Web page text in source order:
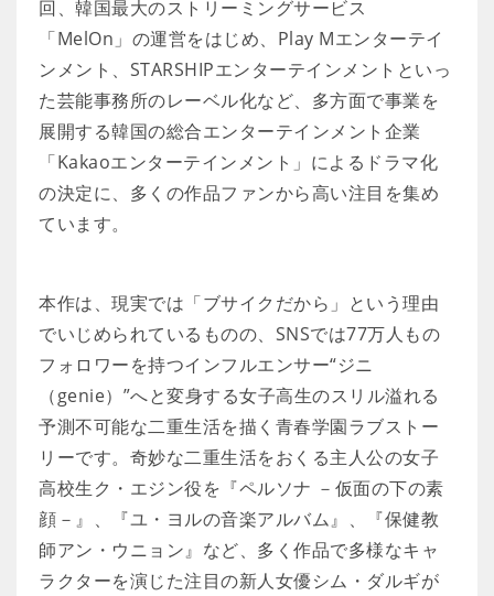
回、韓国最大のストリーミングサービス
「MelOn」の運営をはじめ、Play Mエンターテイ
ンメント、STARSHIPエンターテインメントといっ
た芸能事務所のレーベル化など、多方面で事業を
展開する韓国の総合エンターテインメント企業
「Kakaoエンターテインメント」によるドラマ化
の決定に、多くの作品ファンから高い注目を集め
ています。
本作は、現実では「ブサイクだから」という理由
でいじめられているものの、SNSでは77万人もの
フォロワーを持つインフルエンサー“ジニ
（genie）”へと変身する女子高生のスリル溢れる
予測不可能な二重生活を描く青春学園ラブストー
リーです。奇妙な二重生活をおくる主人公の女子
高校生ク・エジン役を『ペルソナ －仮面の下の素
顔－』、『ユ・ヨルの音楽アルバム』、『保健教
師アン・ウニョン』など、多く作品で多様なキャ
ラクターを演じた注目の新人女優シム・ダルギが